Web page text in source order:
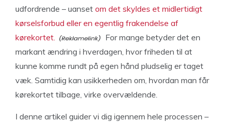
udfordrende – uanset om det skyldes et midlertidigt
kørselsforbud eller en egentlig frakendelse af
kørekortet.
For mange betyder det en
markant ændring i hverdagen, hvor friheden til at
kunne komme rundt på egen hånd pludselig er taget
væk. Samtidig kan usikkerheden om, hvordan man får
kørekortet tilbage, virke overvældende.
I denne artikel guider vi dig igennem hele processen –